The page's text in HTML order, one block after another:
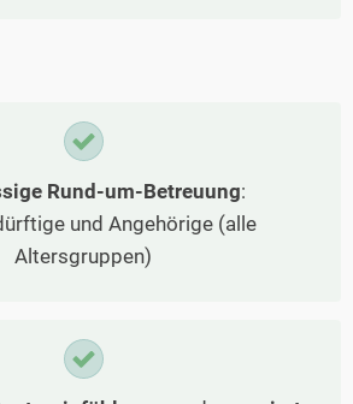
Rund-um-Betreuung:
und Angehörige (alle
Altersgruppen)